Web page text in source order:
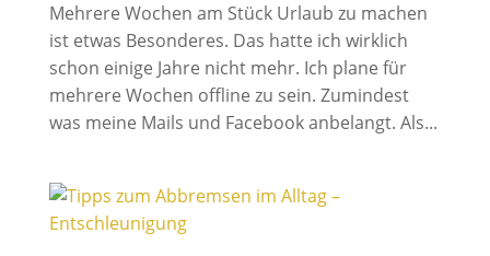
Mehrere Wochen am Stück Urlaub zu machen
ist etwas Besonderes. Das hatte ich wirklich
schon einige Jahre nicht mehr. Ich plane für
mehrere Wochen offline zu sein. Zumindest
was meine Mails und Facebook anbelangt. Als...